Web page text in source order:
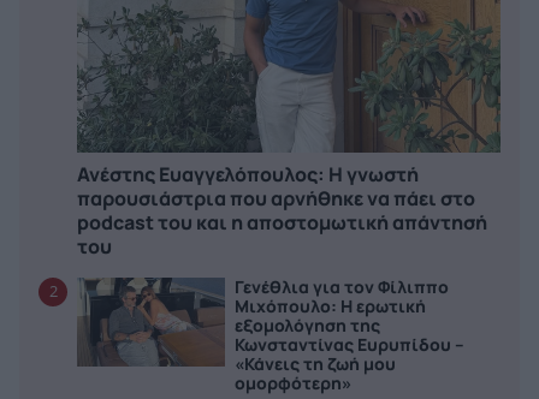
Ανέστης Ευαγγελόπουλος: Η γνωστή
παρουσιάστρια που αρνήθηκε να πάει στο
podcast του και η αποστομωτική απάντησή
του
2
Γενέθλια για τον Φίλιππο
Μιχόπουλο: Η ερωτική
εξομολόγηση της
Κωνσταντίνας Ευρυπίδου –
«Κάνεις τη ζωή μου
ομορφότερη»